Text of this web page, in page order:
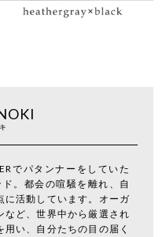
でパタンナーをしていた
。都会の喧騒を離れ、自
に活動しています。オーガ
など、世界中から厳選され
い、自分たちの目の届く